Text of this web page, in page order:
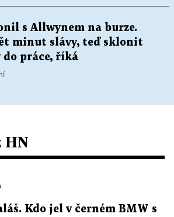
s Allwynem na burze.
minut slávy, teď sklonit
do práce, říká
HN
Kdo jel v černém BMW s